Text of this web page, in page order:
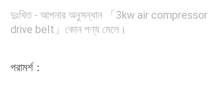
আমাদের
দুঃখিত - আপনার অনুসন্ধান 「3kw air compressor
drive belt」কোন পণ্য মেলে।
পরামর্শ：